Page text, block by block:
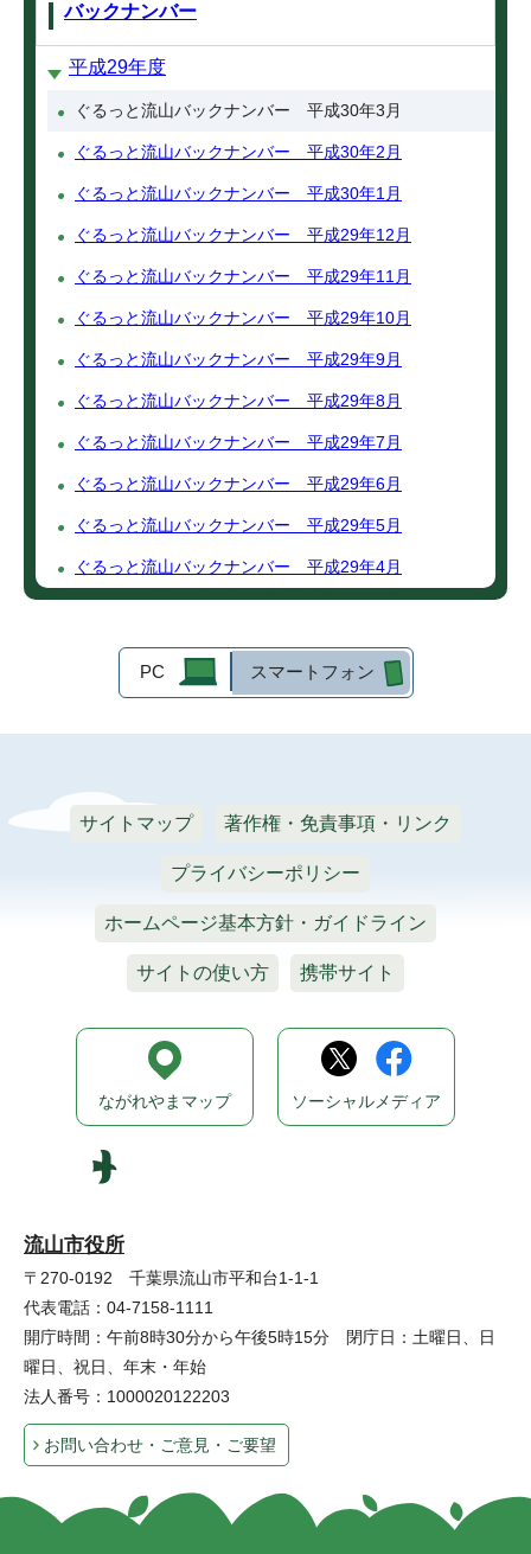
バックナンバー
平成29年度
ぐるっと流山バックナンバー 平成30年3月
ぐるっと流山バックナンバー 平成30年2月
ぐるっと流山バックナンバー 平成30年1月
ぐるっと流山バックナンバー 平成29年12月
ぐるっと流山バックナンバー 平成29年11月
ぐるっと流山バックナンバー 平成29年10月
ぐるっと流山バックナンバー 平成29年9月
ぐるっと流山バックナンバー 平成29年8月
ぐるっと流山バックナンバー 平成29年7月
ぐるっと流山バックナンバー 平成29年6月
ぐるっと流山バックナンバー 平成29年5月
ぐるっと流山バックナンバー 平成29年4月
PC スマートフォン
サイトマップ 著作権・免責事項・リンク
プライバシーポリシー
ホームページ基本方針・ガイドライン
サイトの使い方 携帯サイト
流山市役所
〒270-0192 千葉県流山市平和台1-1-1
代表電話：04-7158-1111
開庁時間：午前8時30分から午後5時15分 閉庁日：土曜日、日
曜日、祝日、年末・年始
法人番号：1000020122203
お問い合わせ・ご意見・ご要望
ながれやまマップ ソーシャルメディア